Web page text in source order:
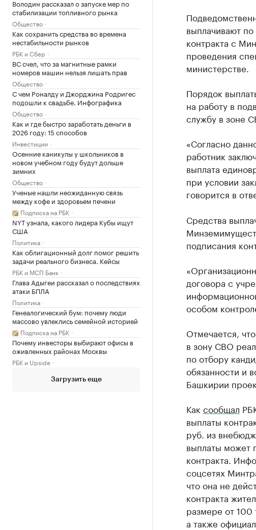
Володин рассказал о запуске мер по
стабилизации топливного рынка
Общество
Как сохранить средства во времена
нестабильности рынков
РБК и Сбер
ВС счел, что за магнитные рамки
номеров машин нельзя лишать прав
Общество
С чем Роналду и Джорджина Родригес
подошли к свадьбе. Инфографика
Общество
Как и где быстро заработать деньги в
2026 году: 15 способов
Инвестиции
Осенние каникулы у школьников в
новом учебном году будут дольше
зимних
Общество
Ученые нашли неожиданную связь
между кофе и здоровьем печени
Подписка на РБК
NYT узнала, какого лидера Кубы ищут
США
Политика
Как облигационный долг помог решить
задачи реального бизнеса. Кейсы
РБК и МСП Банк
Глава Адыгеи рассказал о последствиях
атаки БПЛА
Политика
Генеалогический бум: почему люди
массово увлеклись семейной историей
Подписка на РБК
Почему инвесторы выбирают офисы в
оживленных районах Москвы
РБК и Upside
Загрузить еще
выплачивают
контракта с
проведения
министерстве.
Порядок
на работу в
службу в зоне
«Согласно
работник
выплата
при условии
говорится в
Средства
подписания
договора с
особом
Отмечается,
в зону СВО
по отбору
обязанности и
Башкирии
Как сообщал
выплаты
руб. из
выплаты может
контракта.
соцсетях
что она не
контракта
размере от
а также